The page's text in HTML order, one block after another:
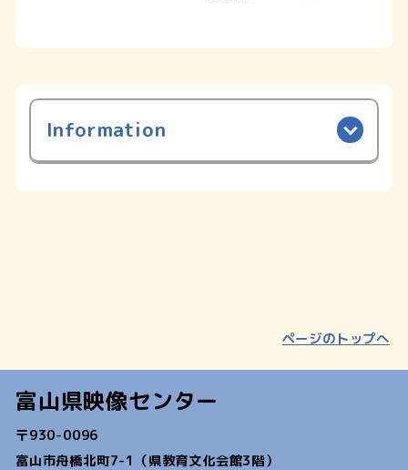
Information
ページのトップへ
富山県映像センター
〒930-0096
富山市舟橋北町7-1（県教育文化会館3階）